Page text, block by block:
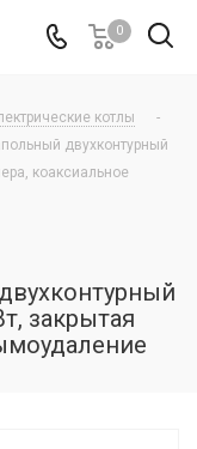
0
котлы
-
двухконтурный
коаксиальное
закрытая